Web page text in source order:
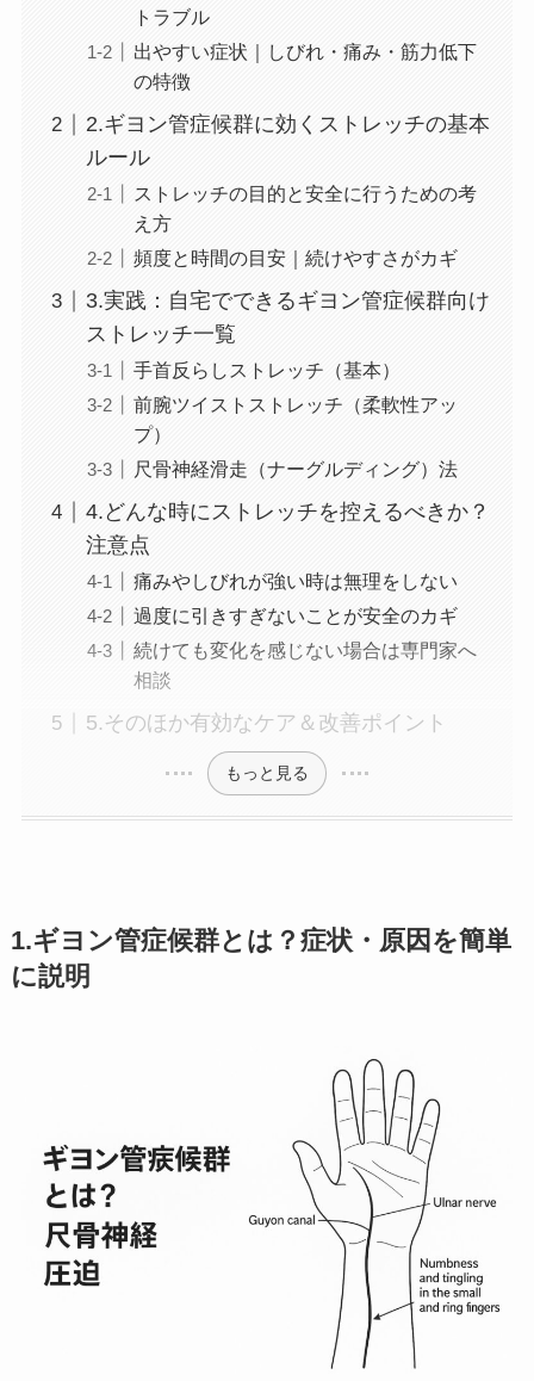
トラブル
出やすい症状｜しびれ・痛み・筋力低下
の特徴
2.ギヨン管症候群に効くストレッチの基本
ルール
ストレッチの目的と安全に行うための考
え方
頻度と時間の目安｜続けやすさがカギ
3.実践：自宅でできるギヨン管症候群向け
ストレッチ一覧
手首反らしストレッチ（基本）
前腕ツイストストレッチ（柔軟性アッ
プ）
尺骨神経滑走（ナーグルディング）法
4.どんな時にストレッチを控えるべきか？
注意点
痛みやしびれが強い時は無理をしない
過度に引きすぎないことが安全のカギ
続けても変化を感じない場合は専門家へ
相談
5.そのほか有効なケア＆改善ポイント
もっと見る
1.ギヨン管症候群とは？症状・原因を簡単
に説明